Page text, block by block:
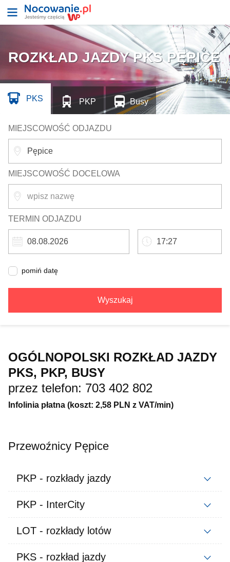
ROZKŁAD JAZDY PKS PĘPICE
MIEJSCOWOŚĆ ODJAZDU
MIEJSCOWOŚĆ DOCELOWA
TERMIN ODJAZDU
pomiń datę
Wyszukaj
PKS PKP Busy
OGÓLNOPOLSKI ROZKŁAD JAZDY
PKS, PKP, BUSY
przez telefon: 703 402 802
Infolinia płatna (koszt: 2,58 PLN z VAT/min)
Przewoźnicy Pępice
PKP - rozkłady jazdy
PKP - InterCity
LOT - rozkłady lotów
PKS - rozkład jazdy